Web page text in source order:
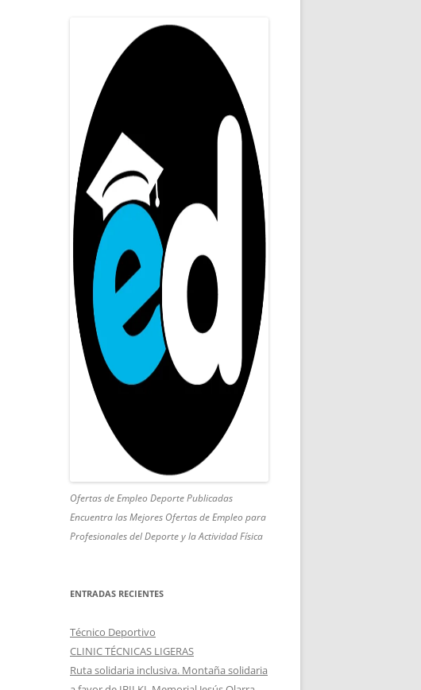
Ofertas de Empleo Deporte Publicadas
Encuentra las Mejores Ofertas de Empleo para
Profesionales del Deporte y la Actividad Física
ENTRADAS RECIENTES
Técnico Deportivo
CLINIC TÉCNICAS LIGERAS
Ruta solidaria inclusiva. Montaña solidaria